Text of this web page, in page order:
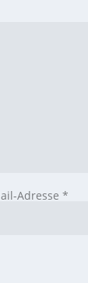
Adresse *